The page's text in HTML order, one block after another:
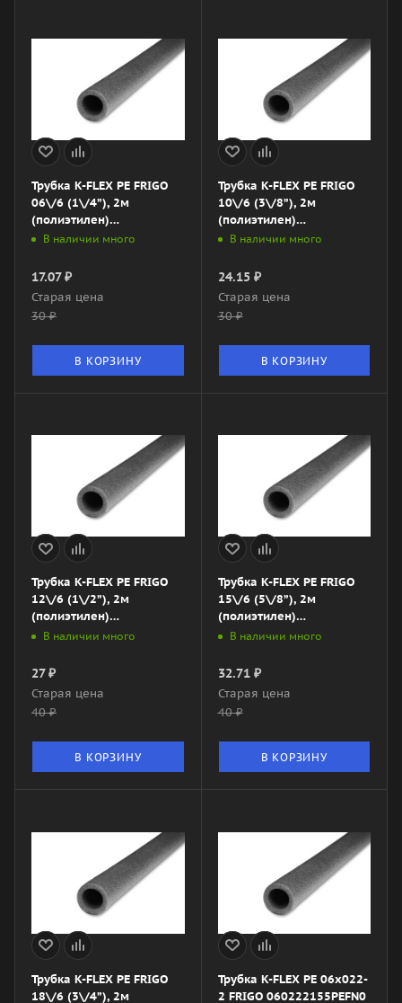
Трубка K-FLEX PE FRIGO
06\/6 (1\/4”), 2м
(полиэтилен)
060062155PEFN0
В наличии много
17.07₽
Старая цена
30₽
В КОРЗИНУ
Трубка K-FLEX PE FRIGO
10\/6 (3\/8”), 2м
(полиэтилен)
060102155PEFN0
В наличии много
24.15₽
Старая цена
30₽
В КОРЗИНУ
Трубка K-FLEX PE FRIGO
12\/6 (1\/2”), 2м
(полиэтилен)
060122155PEFN0
В наличии много
27₽
Старая цена
40₽
В КОРЗИНУ
Трубка K-FLEX PE FRIGO
15\/6 (5\/8”), 2м
(полиэтилен)
060152155PEFN0
В наличии много
32.71₽
Старая цена
40₽
В КОРЗИНУ
Трубка K-FLEX PE FRIGO
18\/6 (3\/4”), 2м
Трубка K-FLEX PE 06x022-
2 FRIGO 060222155PEFN0